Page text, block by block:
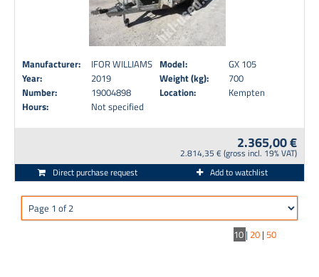
Manufacturer: IFOR WILLIAMS Model:
GX 105
Year:
2019 Weight (kg):
700
Number:
19004898 Location:
Kempten
Hours:
Not specified
2.365,00 €
2.814,35 € (gross incl. 19% VAT)
Direct purchase request
Add to watchlist
10 | 20 | 50